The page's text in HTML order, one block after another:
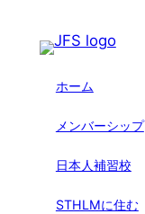
ホーム
メンバーシップ
日本人補習校
STHLMに住む